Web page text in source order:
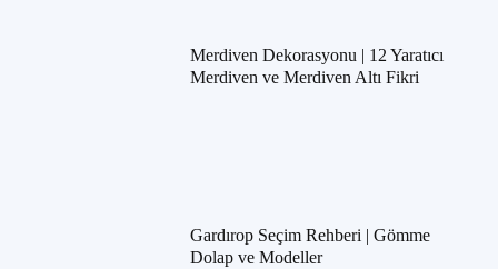
Merdiven Dekorasyonu | 12 Yaratıcı
Merdiven ve Merdiven Altı Fikri
Gardırop Seçim Rehberi | Gömme
Dolap ve Modeller